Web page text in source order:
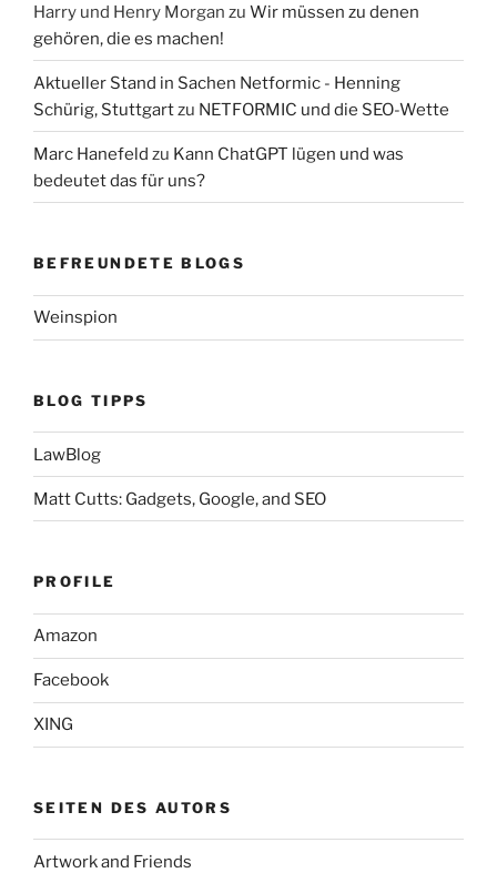
Harry und Henry Morgan zu Wir müssen zu denen
gehören, die es machen!
Aktueller Stand in Sachen Netformic - Henning
Schürig, Stuttgartzu NETFORMIC und die SEO-Wette
Marc Hanefeld zu Kann ChatGPT lügen und was
bedeutet das für uns?
BEFREUNDETE BLOGS
Weinspion
BLOG TIPPS
LawBlog
Matt Cutts: Gadgets, Google, and SEO
PROFILE
Amazon
Facebook
XING
SEITEN DES AUTORS
Artwork and Friends